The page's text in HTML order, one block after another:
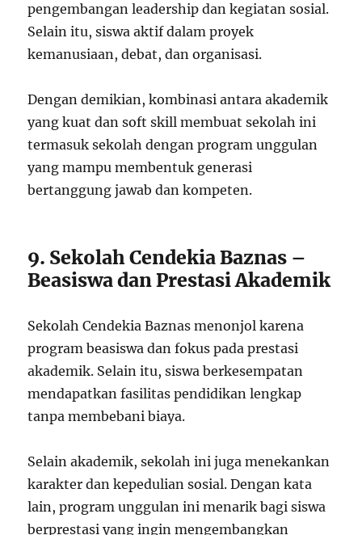
pengembangan leadership dan kegiatan sosial.
Selain itu, siswa aktif dalam proyek
kemanusiaan, debat, dan organisasi.
Dengan demikian, kombinasi antara akademik
yang kuat dan soft skill membuat sekolah ini
termasuk sekolah dengan program unggulan
yang mampu membentuk generasi
bertanggung jawab dan kompeten.
9. Sekolah Cendekia Baznas –
Beasiswa dan Prestasi Akademik
Sekolah Cendekia Baznas menonjol karena
program beasiswa dan fokus pada prestasi
akademik. Selain itu, siswa berkesempatan
mendapatkan fasilitas pendidikan lengkap
tanpa membebani biaya.
Selain akademik, sekolah ini juga menekankan
karakter dan kepedulian sosial. Dengan kata
lain, program unggulan ini menarik bagi siswa
berprestasi yang ingin mengembangkan